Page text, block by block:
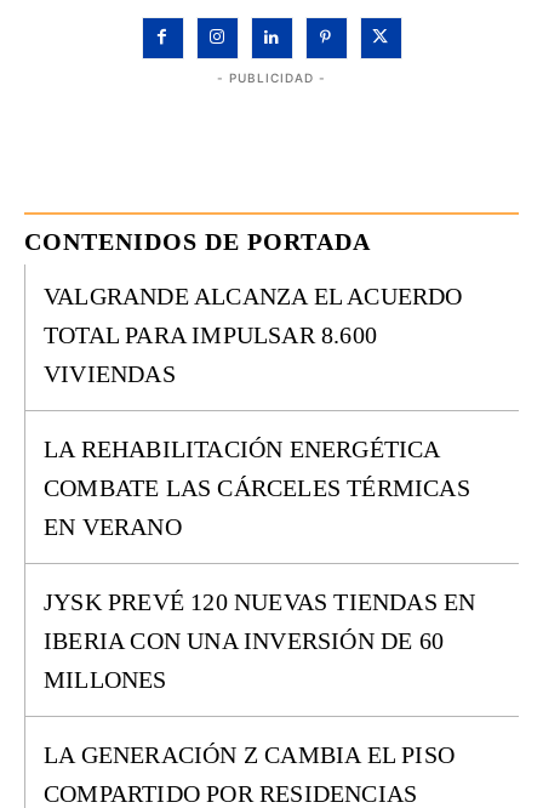
- PUBLICIDAD -
CONTENIDOS DE PORTADA
VALGRANDE ALCANZA EL ACUERDO
TOTAL PARA IMPULSAR 8.600
VIVIENDAS
LA REHABILITACIÓN ENERGÉTICA
COMBATE LAS CÁRCELES TÉRMICAS
EN VERANO
JYSK PREVÉ 120 NUEVAS TIENDAS EN
IBERIA CON UNA INVERSIÓN DE 60
MILLONES
LA GENERACIÓN Z CAMBIA EL PISO
COMPARTIDO POR RESIDENCIAS